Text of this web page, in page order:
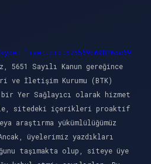
live:.cid.575569c608265c69
5651 Sayılı Kanun gereğince
ve İletişim Kurumu (BTK)
bir Yer Sağlayıcı olarak hizmet
sitedeki içerikleri proaktif
araştırma yükümlülüğümüz
üyelerimiz yazdıkları
taşımakta olup, siteye üye